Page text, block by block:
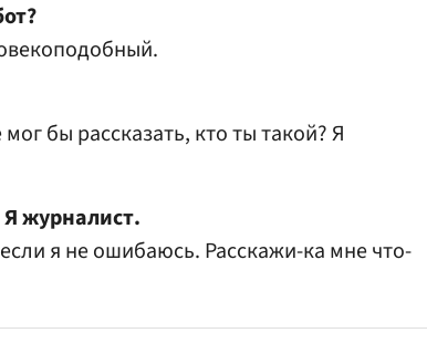
бы рассказать, кто ты такой? Я
журналист.
я не ошибаюсь. Расскажи-ка мне что-